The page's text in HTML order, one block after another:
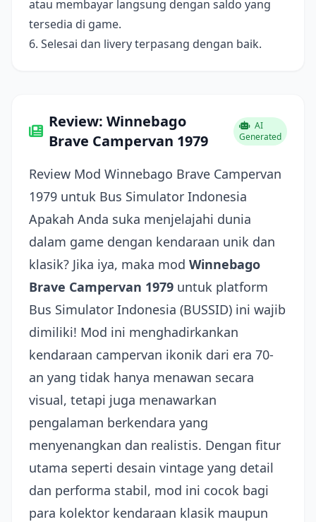
atau membayar langsung dengan saldo yang
tersedia di game.
6. Selesai dan livery terpasang dengan baik.
Review: Winnebago
Brave Campervan 1979
AI
Generated
Review Mod Winnebago Brave Campervan
1979 untuk Bus Simulator Indonesia
Apakah Anda suka menjelajahi dunia
dalam game dengan kendaraan unik dan
klasik? Jika iya, maka mod Winnebago
Brave Campervan 1979 untuk platform
Bus Simulator Indonesia (BUSSID) ini wajib
dimiliki! Mod ini menghadirkankan
kendaraan campervan ikonik dari era 70-
an yang tidak hanya menawan secara
visual, tetapi juga menawarkan
pengalaman berkendara yang
menyenangkan dan realistis. Dengan fitur
utama seperti desain vintage yang detail
dan performa stabil, mod ini cocok bagi
para kolektor kendaraan klasik maupun